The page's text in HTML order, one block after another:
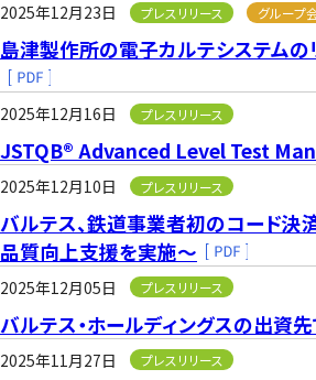
2025年12月23日 プレスリリース グループ
島津製作所の電子カルテシステムの
2025年12月16日 プレスリリース
JSTQB® Advanced Level Test
2025年12月10日 プレスリリース
バルテス、鉄道事業者初のコード決
品質向上支援を実施～
2025年12月05日 プレスリリース
バルテス・ホールディングスの出
2025年11月27日 プレスリリース